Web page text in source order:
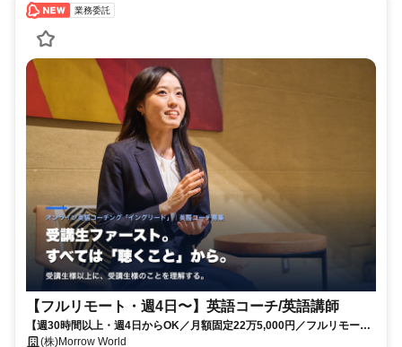
業務委託
【フルリモート・週4日〜】英語コーチ/英語講師
【週30時間以上・週4日からOK／月額固定22万5,000円／フルリモー
ト】英語学習経験を活かし、受講生の目標達成に伴走する仕事です。
(株)Morrow World